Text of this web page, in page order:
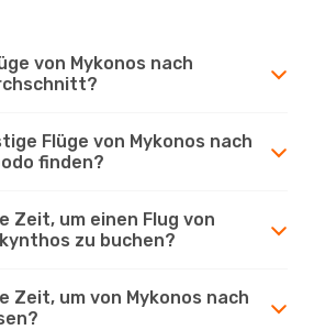
von Mykonos nach
Flüge von Mykonos nach
finden?
Zeit, um einen Flug von
zu buchen?
Zeit, um von Mykonos nach